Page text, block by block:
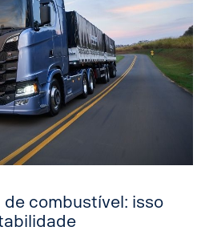
de combustível: isso